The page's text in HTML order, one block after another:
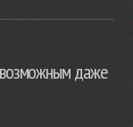
даже